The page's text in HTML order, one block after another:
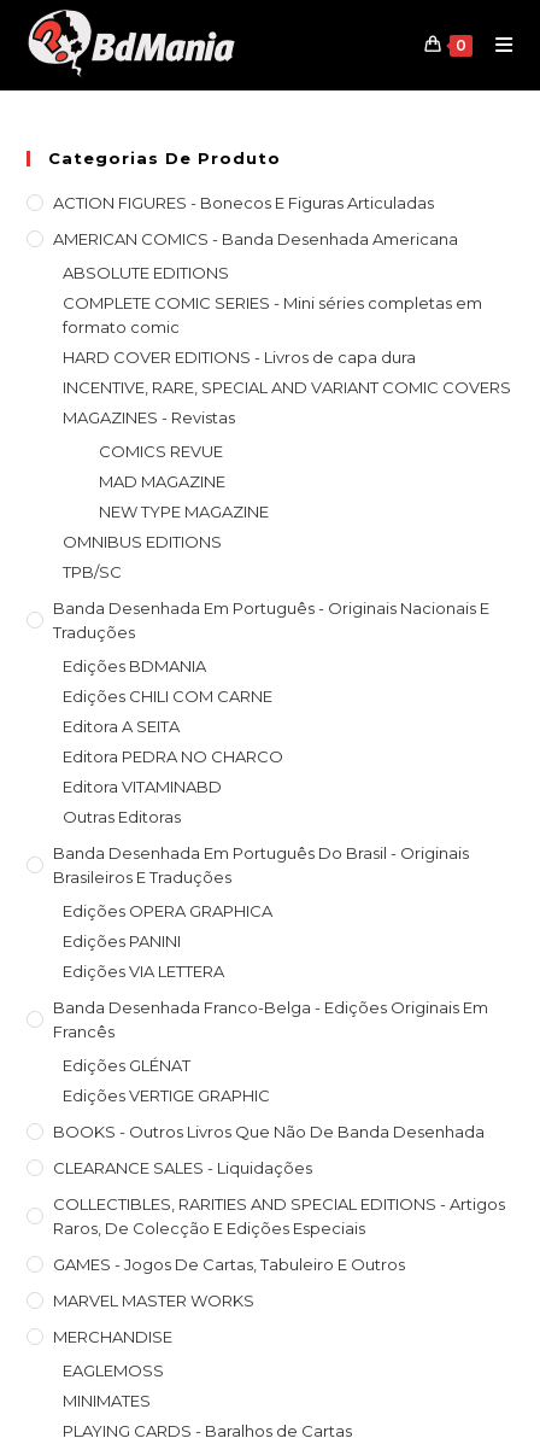
content
0
Categorias De Produto
ACTION FIGURES - Bonecos E Figuras Articuladas
AMERICAN COMICS - Banda Desenhada Americana
ABSOLUTE EDITIONS
COMPLETE COMIC SERIES - Mini séries completas em
formato comic
HARD COVER EDITIONS - Livros de capa dura
INCENTIVE, RARE, SPECIAL AND VARIANT COMIC COVERS
MAGAZINES - Revistas
COMICS REVUE
MAD MAGAZINE
NEW TYPE MAGAZINE
OMNIBUS EDITIONS
TPB/SC
Banda Desenhada Em Português - Originais Nacionais E
Traduções
Edições BDMANIA
Edições CHILI COM CARNE
Editora A SEITA
Editora PEDRA NO CHARCO
Editora VITAMINABD
Outras Editoras
Banda Desenhada Em Português Do Brasil - Originais
Brasileiros E Traduções
Edições OPERA GRAPHICA
Edições PANINI
Edições VIA LETTERA
Banda Desenhada Franco-Belga - Edições Originais Em
Francês
Edições GLÉNAT
Edições VERTIGE GRAPHIC
BOOKS - Outros Livros Que Não De Banda Desenhada
CLEARANCE SALES - Liquidações
COLLECTIBLES, RARITIES AND SPECIAL EDITIONS - Artigos
Raros, De Colecção E Edições Especiais
GAMES - Jogos De Cartas, Tabuleiro E Outros
MARVEL MASTER WORKS
MERCHANDISE
EAGLEMOSS
MINIMATES
PLAYING CARDS - Baralhos de Cartas